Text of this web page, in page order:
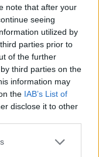
note that after your
seeing
utilized by
parties prior to
of the further
third parties on the
information may
the IAB’s List of
disclose it to other
or more Google
για τη
«Δεκαπέντε
και αγάπη»
στον Έλληνα
που έπεσε στην